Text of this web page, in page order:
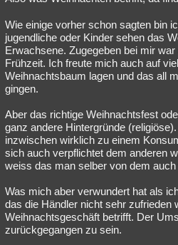
Wie einige vorher schon sagten bin
jugendliche oder Kinder sehen das
Erwachsene. Zugegeben bei mir
Frühzeit. Ich freute mich auch auf
Weihnachtsbaum lagen und das all
gingen.
Aber das richtige Weihnachtsfest
ganz andere Hintergründe
inzwischen wirklich zu einem
sich auch verpflichtet dem anderen
weiss das man selber von dem
Was mich aber verwundert hat als
das die Händler nicht sehr zufrieden
Weihnachtsgeschäft betrifft. Der
zurückgegangen zu sein.